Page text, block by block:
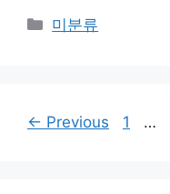
Categories
미분류
← Previous Page
1 …